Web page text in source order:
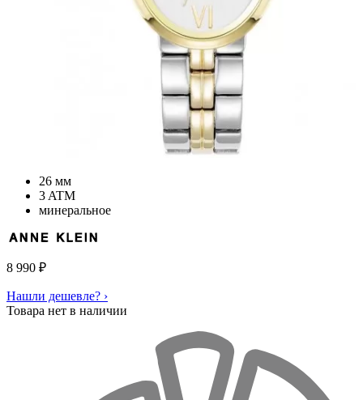
26 мм
3 ATM
минеральное
8 990 ₽
Нашли дешевле? ›
Товара нет в наличии